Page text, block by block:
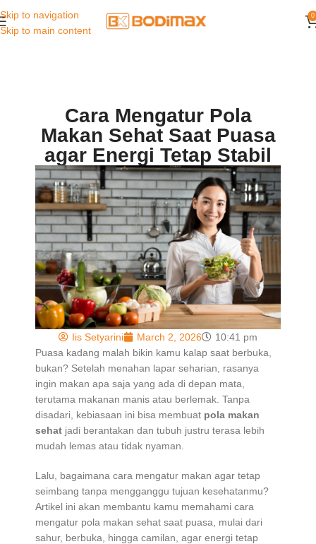
Skip to navigation
Skip to main content
0
Cara Mengatur Pola
Makan Sehat Saat Puasa
agar Energi Tetap Stabil
Iis Setyarini March 2, 2026
10:41 pm
Puasa kadang malah bikin kamu kalap saat berbuka,
bukan? Setelah menahan lapar seharian, rasanya
ingin makan apa saja yang ada di depan mata,
terutama makanan manis atau berlemak. Tanpa
disadari, kebiasaan ini bisa membuat pola makan
sehat jadi berantakan dan tubuh justru terasa lebih
mudah lemas atau tidak nyaman.
Lalu, bagaimana cara mengatur makan agar tetap
seimbang tanpa mengganggu tujuan kesehatanmu?
Artikel ini akan membantu kamu memahami cara
mengatur pola makan sehat saat puasa, mulai dari
sahur, berbuka, hingga camilan, agar energi tetap